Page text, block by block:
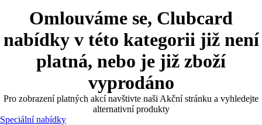
Omlouváme se, Clubcard
nabídky v této kategorii již není
platná, nebo je již zboží
vyprodáno
Pro zobrazení platných akcí navštivte naši Akční stránku a vyhledejte
alternativní produkty
Speciální nabídky